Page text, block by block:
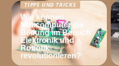
TIPPS UND TRICKS
Wie können
Minicomputer die
Bildung im Bereich
Elektronik und
Robotik
revolutionieren?